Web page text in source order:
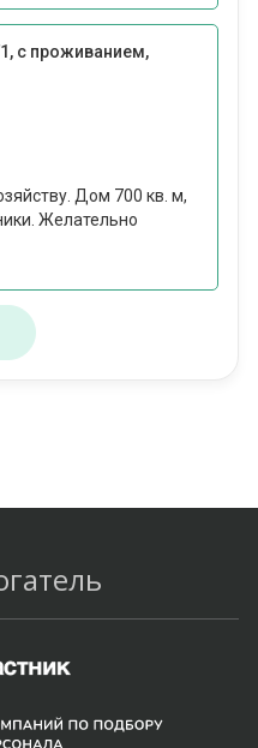
с проживанием,
Дом 700 кв. м,
Желательно